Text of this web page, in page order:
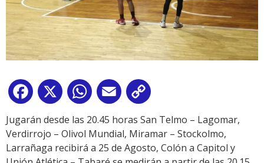
Facebook
X WhatsApp
Email
Link
Jugarán desde las 20.45 horas San Telmo – Lagomar,
Verdirrojo – Olivol Mundial, Miramar – Stockolmo,
Larrañaga recibirá a 25 de Agosto, Colón a Capitol y